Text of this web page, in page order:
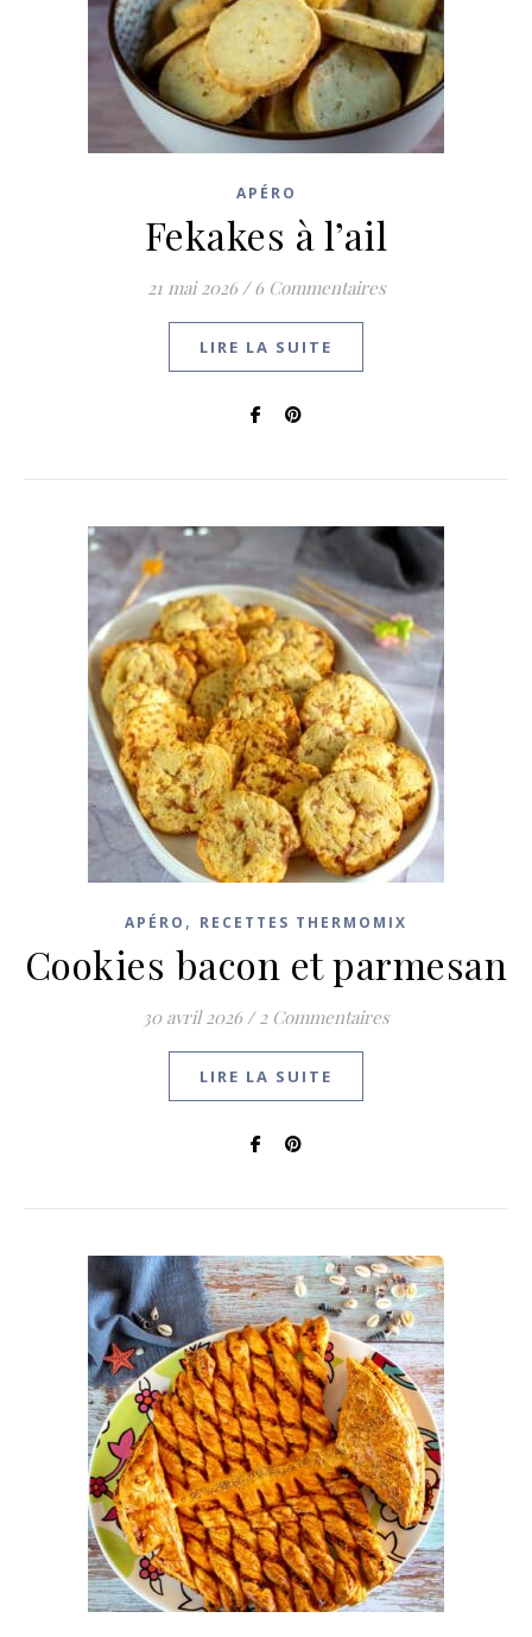
APÉRO
Fekakes à l’ail
21 mai 2026 / 6 Commentaires
LIRE LA SUITE
APÉRO , RECETTES THERMOMIX
Cookies bacon et parmesan
30 avril 2026 / 2 Commentaires
LIRE LA SUITE